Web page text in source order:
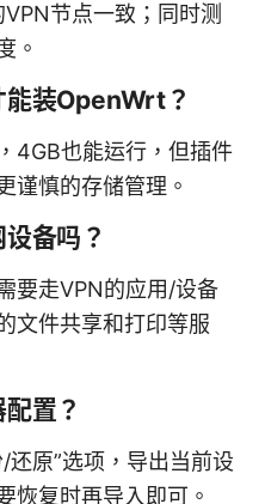
节点一致；同时测
。
能装OpenWrt？
4GB也能运行，但插件
谨慎的存储管理。
备吗？
要走VPN的应用/设备
文件共享和打印等服
置？
原”选项，导出当前设
恢复时再导入即可。